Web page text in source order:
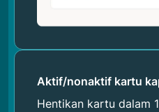
Aktif/nonaktif kartu
Hentikan kartu dalam